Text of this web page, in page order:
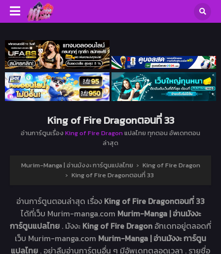
King of Fire Dragonตอนที่ 33
อ่านการ์ตูนเรื่อง King of Fire Dragon แปลไทย ทุกตอน อัพเดทตอน
ล่าสุด
Murim-Manga | อ่านมังงะ การ์ตูนแปลไทย › King of Fire Dragon
› King of Fire Dragonตอนที่ 33
อ่านการ์ตูนตอนล่าสุด เรื่อง King of Fire Dragonตอนที่ 33
ได้ที่เว็บ Murim-manga.com Murim-Manga | อ่านมังงะ
การ์ตูนแปลไทย . มังงะ King of Fire Dragon อัทเดทอยู่ตลอดที่
เว็บ Murim-manga.com Murim-Manga | อ่านมังงะ การ์ตูน
แปลไทย . อย่าลืมอ่านการ์ตูนอื่น ๆ มีอัพเดทตลอดเวลา . รายชื่อ